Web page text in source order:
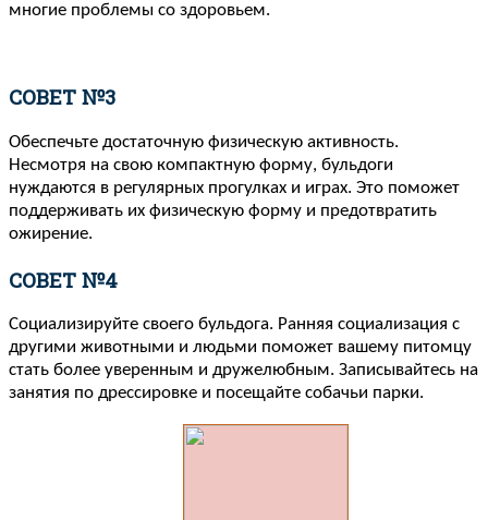
многие проблемы со здоровьем.
СОВЕТ №3
Обеспечьте достаточную физическую активность.
Несмотря на свою компактную форму, бульдоги
нуждаются в регулярных прогулках и играх. Это поможет
поддерживать их физическую форму и предотвратить
ожирение.
СОВЕТ №4
Социализируйте своего бульдога. Ранняя социализация с
другими животными и людьми поможет вашему питомцу
стать более уверенным и дружелюбным. Записывайтесь на
занятия по дрессировке и посещайте собачьи парки.